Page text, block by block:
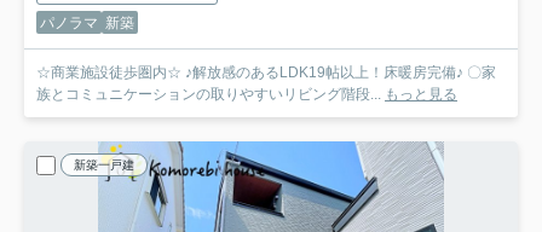
パノラマ 新築
☆商業施設徒歩圏内☆ ♪解放感のあるLDK19帖以上！床暖房完備♪ 〇家
族とコミュニケーションの取りやすいリビング階段... もっと見る
新築一戸建